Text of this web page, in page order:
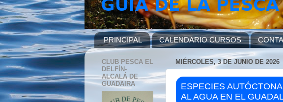
PRINCIPAL CALENDARIO CURSOS
MIÉRCOLES, 3 DE JUNIO DE 2026
ESPECIES
AL AGUA EN EL
CLUB PESCA EL
DELFÍN-
ALCALÁ DE
GUADAIRA